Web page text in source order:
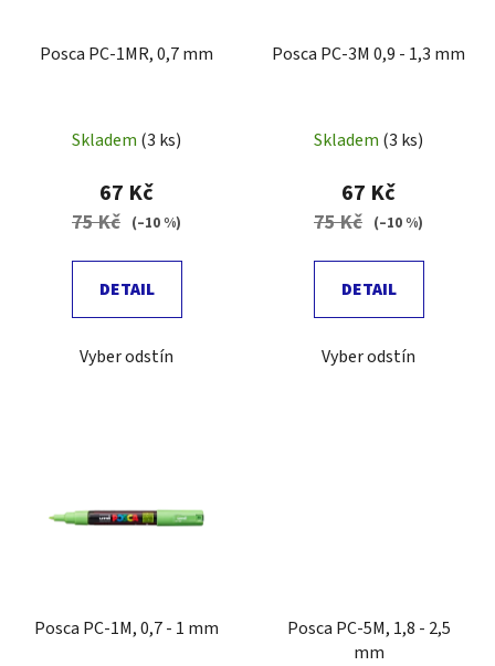
Posca PC-1MR, 0,7 mm
Skladem (3 ks)
67 Kč
75 Kč (–10 %)
DETAIL
Vyber odstín
Posca PC-3M 0,9 - 1,3 mm
Skladem (3 ks)
67 Kč
75 Kč (–10 %)
DETAIL
Vyber odstín
Posca PC-1M, 0,7 - 1 mm
Posca PC-5M, 1,8 - 2,5
mm